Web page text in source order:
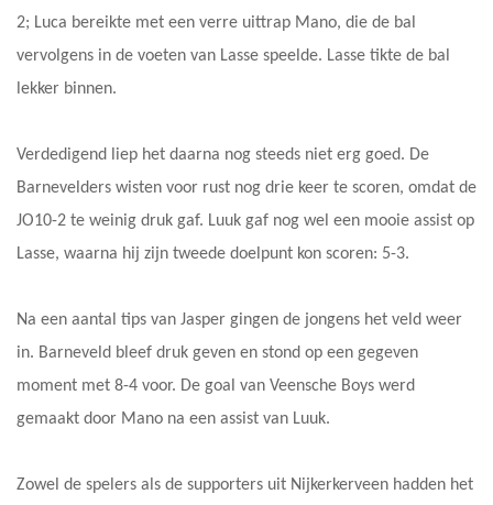
2; Luca bereikte met een verre uittrap Mano, die de bal
vervolgens in de voeten van Lasse speelde. Lasse tikte de bal
lekker binnen.
Verdedigend liep het daarna nog steeds niet erg goed. De
Barnevelders wisten voor rust nog drie keer te scoren, omdat de
JO10-2 te weinig druk gaf. Luuk gaf nog wel een mooie assist op
Lasse, waarna hij zijn tweede doelpunt kon scoren: 5-3.
Na een aantal tips van Jasper gingen de jongens het veld weer
in. Barneveld bleef druk geven en stond op een gegeven
moment met 8-4 voor. De goal van Veensche Boys werd
gemaakt door Mano na een assist van Luuk.
Zowel de spelers als de supporters uit Nijkerkerveen hadden het